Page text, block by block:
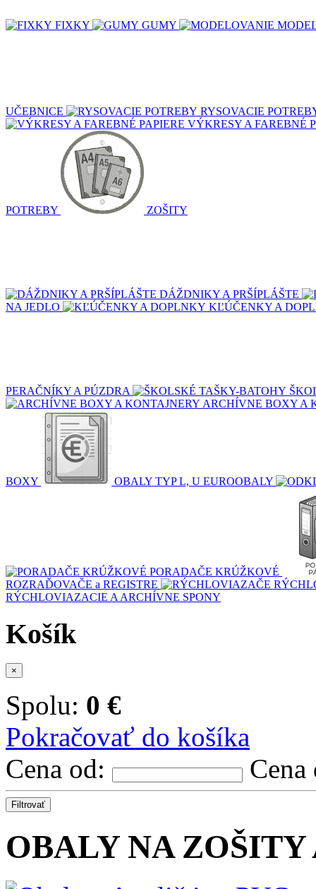
FIXKY GUMY
UČEBNICE
RYSOVACIE
VÝKRESY A FAREBNÉ
POTREBY ZOŠITY
DÁŽDNIKY A PRŠÍPLÁŠTE
NA JEDLO
KĽÚČENKY A
PERAČNÍKY A PÚZDRA
ARCHÍVNE BOXY A
BOXY OBALY TYP L, U EUROOBALY
PORADAČE KRÚŽKOVÉ
ROZRAĎOVAČE a REGISTRE
RÝCHLOVIAZACIE A ARCHÍVNE SPONY
Košík
×
Spolu: 0 €
Pokračovať do košíka
Cena od:
Filtrovať
OBALY NA ZOŠITY